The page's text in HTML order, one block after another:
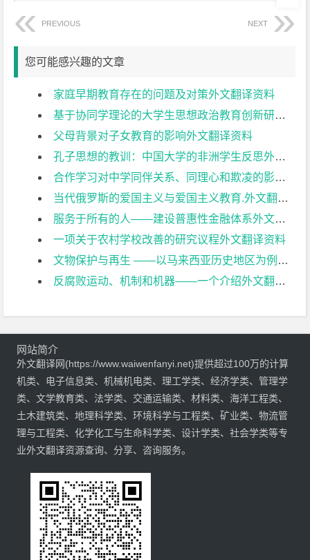
PREVIOUS NEXT
您可能感兴趣的文章
家庭早期教育存在的问题及对策外文翻译资料
基于协同学理论的大学生思想政治教育创新研究外文翻译资料
父母背景对子女教育的影响外文翻译资料
孔子思想的教训：中国大学的非洲学生反思外文翻译资料
合作学习对中学同伴关系、同理心和欺凌的影响外文翻译资料
当代俄罗斯的爱国主义与爱国主义教育.外文翻译资料
服务于所有的人——建设普惠性金融体系外文翻译资料
一项关于农村学校改善的研究议程外文翻译资料
文物保护与再生 ——以马来西亚历史地区为例外文翻译资料
反腐败运动、机制和机器——一个介绍外文翻译资料
网站简介
外文翻译网(https://www.waiwenfanyi.net)提供超过100万的计算
机类、电子信息类、机械机电类、理工学类、经济学类、管理学
类、文学教育类、法学类、交通运输类、材料类、海洋工程类、
土木建筑类、地理科学类、环境科学与工程类、矿业类、物流管
理与工程类、化学化工与生命科学类、设计学类、社会学类等专
业外文翻译资源查询、分享、咨询服务。